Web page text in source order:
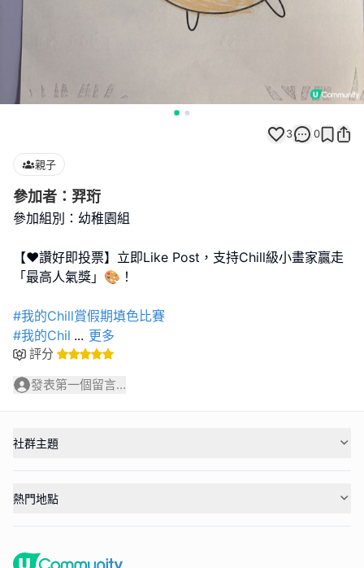
3 0
親子
參加者：羿珩
參加組別：幼稚園組
【❤️讚好即投票】立即Like Post，支持Chill級小畫家贏走
「最高人氣獎」🎨！
#我的Chill賞假期填色比賽
#我的Chil ... 更多
評分
發表第一個留言...
社群主題
熱門地點